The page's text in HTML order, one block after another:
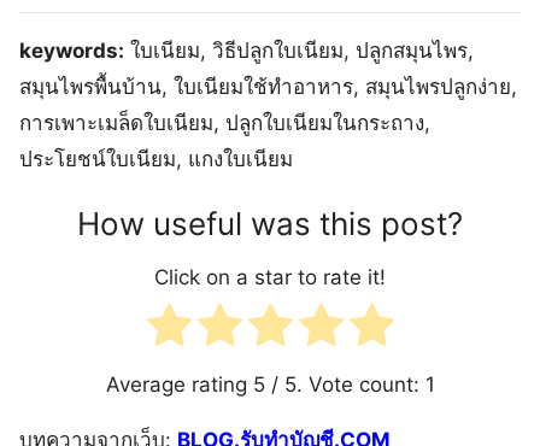
keywords: ใบเนียม, วิธีปลูกใบเนียม, ปลูกสมุนไพร,
สมุนไพรพื้นบ้าน, ใบเนียมใช้ทำอาหาร, สมุนไพรปลูกง่าย,
การเพาะเมล็ดใบเนียม, ปลูกใบเนียมในกระถาง,
ประโยชน์ใบเนียม, แกงใบเนียม
How useful was this post?
Click on a star to rate it!
Average rating 5/ 5. Vote count: 1
บทความจากเว็บ: BLOG.รับทำบัญชี.COM